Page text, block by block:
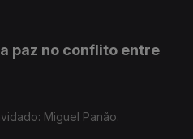
paz no conflito entre
Miguel Panão.